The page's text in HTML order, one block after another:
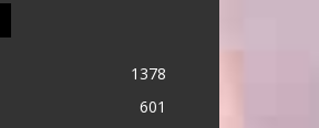
1378
601